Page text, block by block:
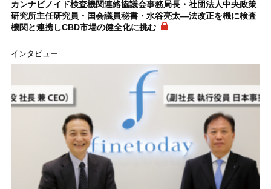
カンナビノイド検査機関連絡協議会事務局長・社団法人中央政策
研究所主任研究員・国会議員秘書・水谷亮太―法改正を機に検査
機関と連携しCBD市場の健全化に挑む
インタビュー